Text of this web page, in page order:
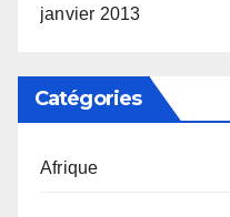
janvier 2013
Catégories
Afrique